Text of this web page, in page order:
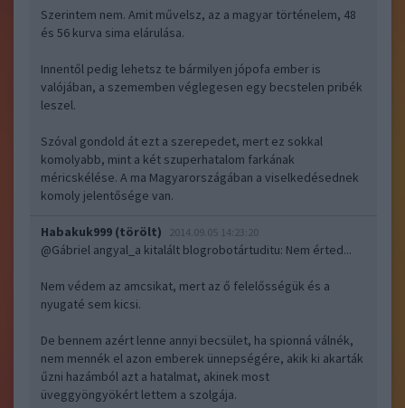
Szerintem nem. Amit művelsz, az a magyar történelem, 48
és 56 kurva sima elárulása.
Innentől pedig lehetsz te bármilyen jópofa ember is
valójában, a szememben véglegesen egy becstelen pribék
leszel.
Szóval gondold át ezt a szerepedet, mert ez sokkal
komolyabb, mint a két szuperhatalom farkának
méricskélése. A ma Magyarországában a viselkedésednek
komoly jelentősége van.
Habakuk999 (törölt) 2014.09.05 14:23:20
@Gábriel angyal_a kitalált blogrobotártuditu: Nem érted...
Nem védem az amcsikat, mert az ő felelősségük és a
nyugaté sem kicsi.
De bennem azért lenne annyi becsület, ha spionná válnék,
nem mennék el azon emberek ünnepségére, akik ki akarták
űzni hazámból azt a hatalmat, akinek most
üveggyöngyökért lettem a szolgája.